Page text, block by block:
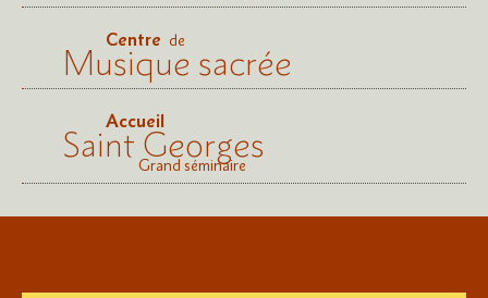
Centre de
Musique sacrée
Accueil
Saint Georges
Grand séminaire